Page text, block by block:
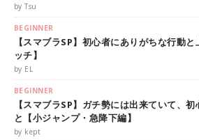
by Tsu
BEGINNER
【スマブラSP】初心者にありがちな行動
ッチ】
by EL
BEGINNER
【スマブラSP】ガチ勢には出来ていて、
と【小ジャンプ・急降下編】
by kept